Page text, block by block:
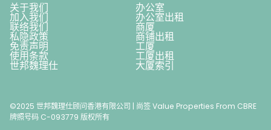
关于我们 办公室
加入我们 办公室出租
联络我们 商厦
私隐政策 商铺出租
免责声明 工厦
使用条款 工厦出租
世邦魏理仕 大厦索引
©2025 世邦魏理仕顾问香港有限公司 | 尚签 Value Properties From CBRE
牌照号码 C-093779 版权所有